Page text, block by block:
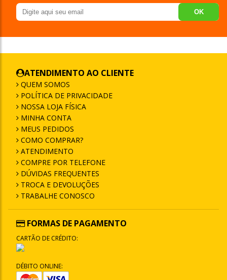
OK
ATENDIMENTO AO CLIENTE
QUEM SOMOS
POLÍTICA DE PRIVACIDADE
NOSSA LOJA FÍSICA
MINHA CONTA
MEUS PEDIDOS
COMO COMPRAR?
ATENDIMENTO
COMPRE POR TELEFONE
DÚVIDAS FREQUENTES
TROCA E DEVOLUÇÕES
TRABALHE CONOSCO
FORMAS DE PAGAMENTO
CARTÃO DE CRÉDITO:
DÉBITO ONLINE: